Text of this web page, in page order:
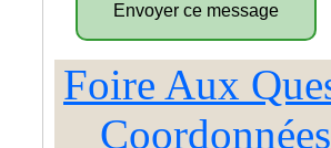
Foire Aux